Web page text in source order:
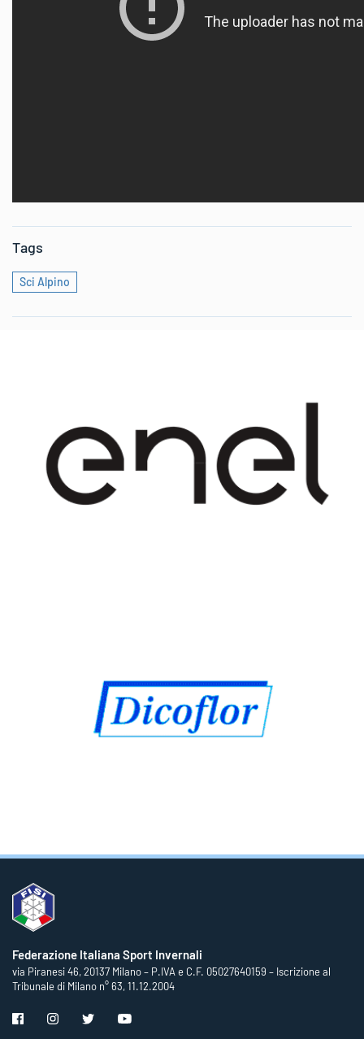
Tags
Sci Alpino
Federazione Italiana Sport Invernali
via Piranesi 46, 20137 Milano – P.IVA e C.F. 05027640159 – Iscrizione al
Tribunale di Milano n° 63, 11.12.2004